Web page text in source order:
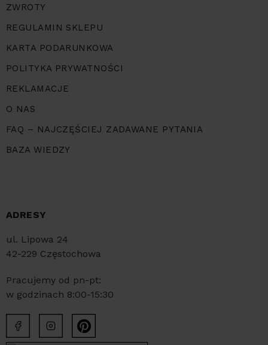
ZWROTY
REGULAMIN SKLEPU
KARTA PODARUNKOWA
POLITYKA PRYWATNOŚCI
REKLAMACJE
O NAS
FAQ – NAJCZĘŚCIEJ ZADAWANE PYTANIA
BAZA WIEDZY
ADRESY
ul. Lipowa 24
42-229 Częstochowa
Pracujemy od pn-pt:
w godzinach 8:00-15:30